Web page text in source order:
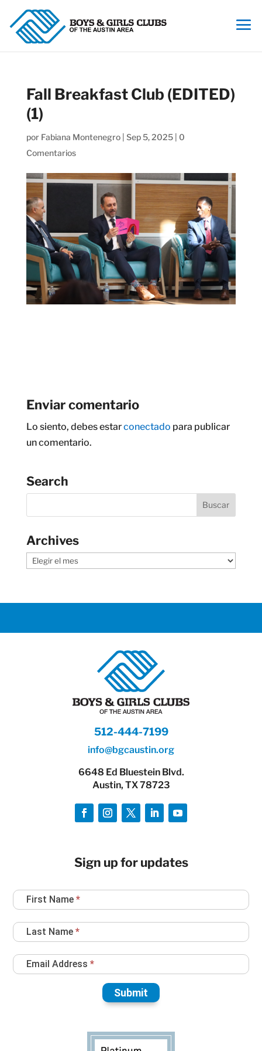
Fall Breakfast Club (EDITED)
(1)
por Fabiana Montenegro| Sep 5, 2025| 0
Comentarios
Enviar comentario
Lo siento, debes estarconectado para publicar
un comentario.
Search
Archives
Archives
512-444-7199
info@bgcaustin.org
6648 Ed Bluestein Blvd.
Austin, TX 78723
Sign up for updates
Newsletter
SignFirst Name*
Last Name*
Email Address*
Submit